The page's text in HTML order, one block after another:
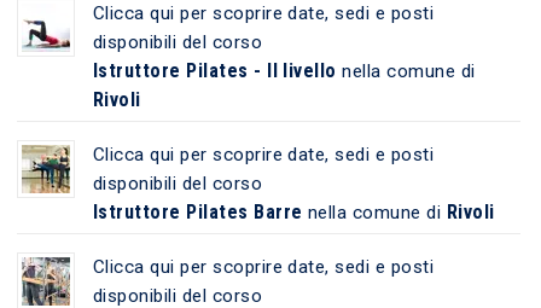
Clicca qui per scoprire date, sedi e posti
disponibili del corso
Istruttore Pilates - II livello nella comune di
Rivoli
Clicca qui per scoprire date, sedi e posti
disponibili del corso
Istruttore Pilates Barre nella comune di Rivoli
Clicca qui per scoprire date, sedi e posti
disponibili del corso